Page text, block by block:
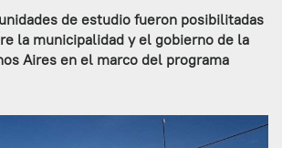
de estudio fueron posibilitadas
la municipalidad y el gobierno de la
Aires en el marco del programa